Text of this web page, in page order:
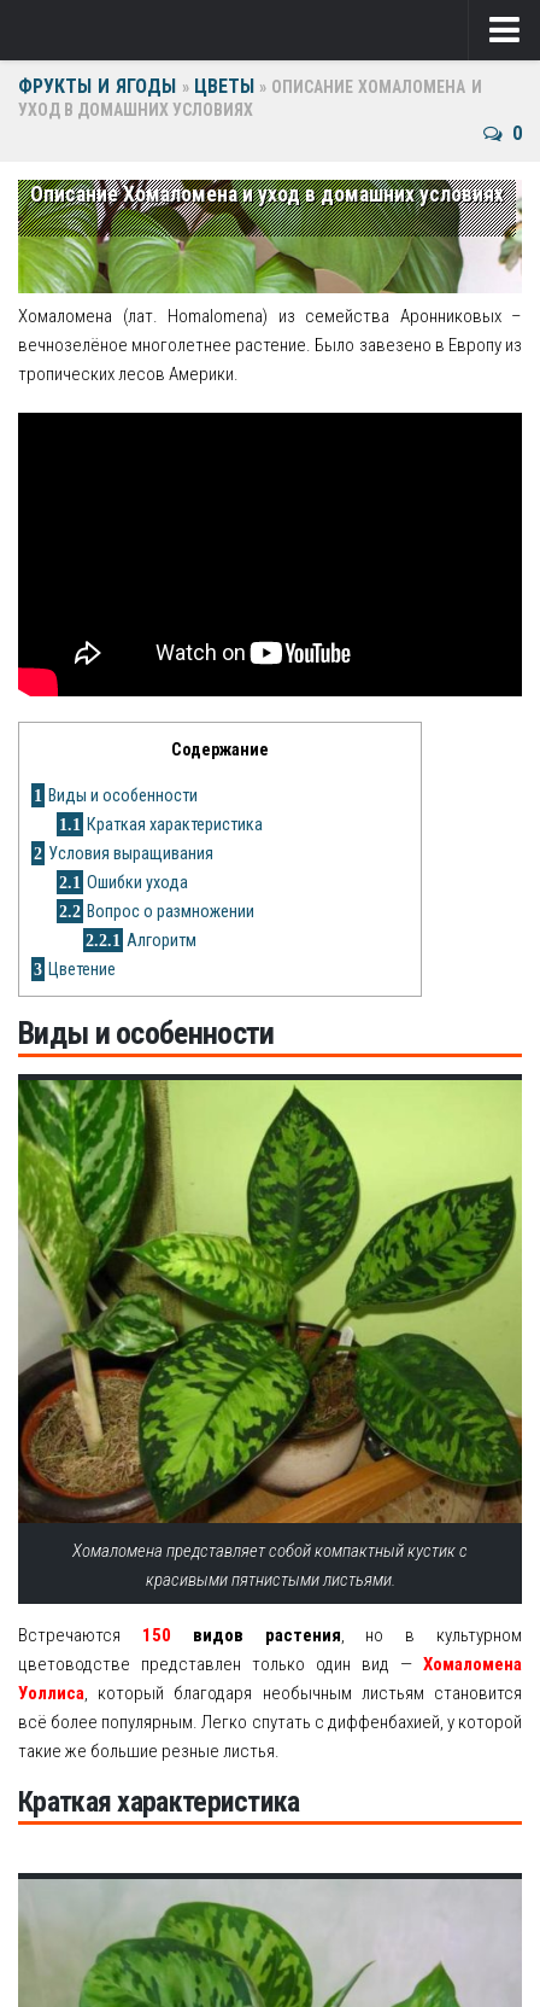
Ягоды
Клубника
Крыжовник
Малина
Фрукты
Овощи
Картошка
Помидоры
Цветы
Орхидея
Драцена
Замиокулькас
Петуния
Рецепты
О сайте
ФРУКТЫ И ЯГОДЫ » ЦВЕТЫ » ОПИСАНИЕ ХОМАЛОМЕНА И
УХОД В ДОМАШНИХ УСЛОВИЯХ
0
Описание Хомаломена и уход в домашних условиях
Хомаломена (лат. Homalomena) из семейства Аронниковых –
вечнозелёное многолетнее растение. Было завезено в Европу из
тропических лесов Америки.
Содержание
1 Виды и особенности
1.1 Краткая характеристика
2 Условия выращивания
2.1 Ошибки ухода
2.2 Вопрос о размножении
2.2.1 Алгоритм
3 Цветение
Виды и особенности
Хомаломена представляет собой компактный кустик с
красивыми пятнистыми листьями.
Встречаются 150 видов растения, но в культурном
цветоводстве представлен только один вид — Хомаломена
Уоллиса, который благодаря необычным листьям становится
всё более популярным. Легко спутать с диффенбахией, у которой
такие же большие резные листья.
Краткая характеристика